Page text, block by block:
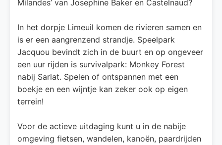
Milandes’ van Josephine Baker en Castelnaud?
In het dorpje Limeuil komen de rivieren samen en
is er een aangrenzend strandje. Speelpark
Jacquou bevindt zich in de buurt en op ongeveer
een uur rijden is survivalpark: Monkey Forest
nabij Sarlat. Spelen of ontspannen met een
boekje en een wijntje kan zeker ook op eigen
terrein!
Voor de actieve uitdaging kunt u in de nabije
omgeving fietsen, wandelen, kanoën, paardrijden